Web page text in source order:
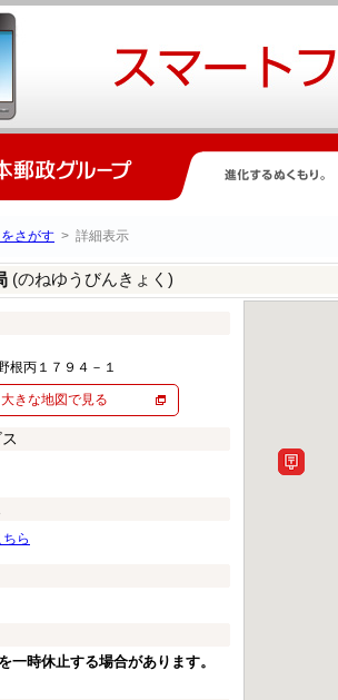
さがす > 詳細表示
(のねゆうびんきょく)
根丙１７９４－１
大きな地図で見る
ちら
一時休止する場合があります。